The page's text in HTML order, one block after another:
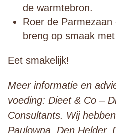
de warmtebron.
Roer de
breng op smaak
Eet smakelijk!
Meer informatie en
voeding: Dieet & Co –
Consultants. Wij
Paulowna, Den Helder,